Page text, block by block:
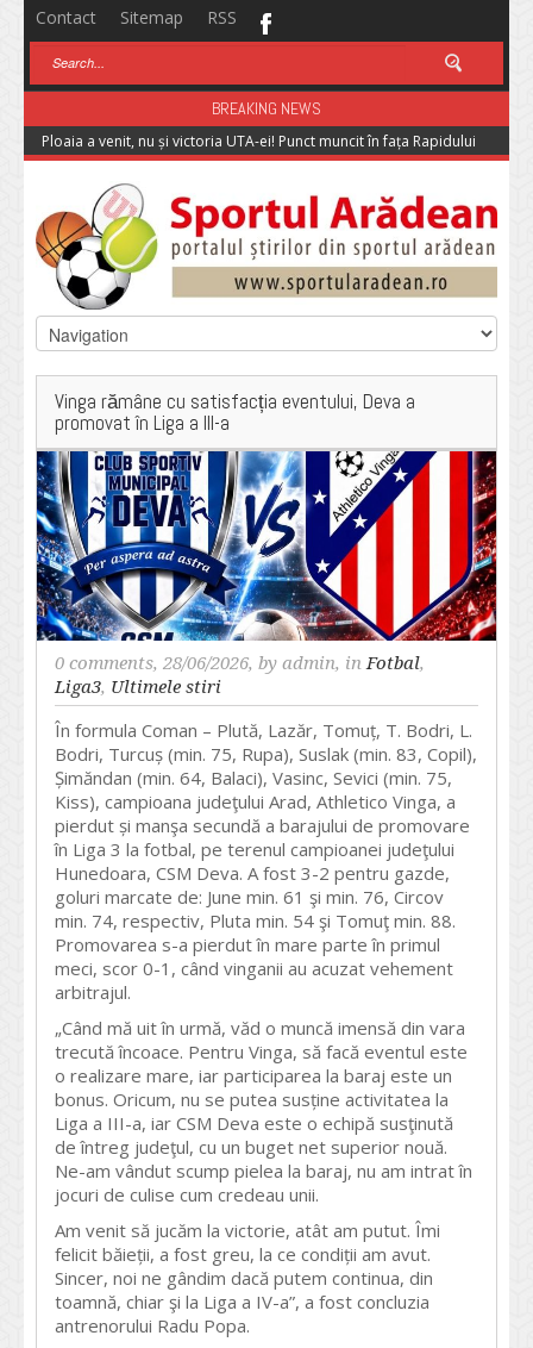
Contact Sitemap RSS
BREAKING NEWS
Ploaia a venit, nu și victoria UTA-ei! Punct muncit în fața Rapidului
Vinga rămâne cu satisfacția eventului, Deva a
promovat în Liga a III-a
0 comments, 28/06/2026, by admin, inFotbal,
Liga3, Ultimele stiri
În formula Coman – Plută, Lazăr, Tomuț, T. Bodri, L.
Bodri, Turcuș (min. 75, Rupa), Suslak (min. 83, Copil),
Șimăndan (min. 64, Balaci), Vasinc, Sevici (min. 75,
Kiss), campioana judeţului Arad, Athletico Vinga, a
pierdut și manşa secundă a barajului de promovare
în Liga 3 la fotbal, pe terenul campioanei judeţului
Hunedoara, CSM Deva. A fost 3-2 pentru gazde,
goluri marcate de: June min. 61 şi min. 76, Circov
min. 74, respectiv, Pluta min. 54 şi Tomuţ min. 88.
Promovarea s-a pierdut în mare parte în primul
meci, scor 0-1, când vinganii au acuzat vehement
arbitrajul.
„Când mă uit în urmă, văd o muncă imensă din vara
trecută încoace. Pentru Vinga, să facă eventul este
o realizare mare, iar participarea la baraj este un
bonus. Oricum, nu se putea susține activitatea la
Liga a III-a, iar CSM Deva este o echipă susţinută
de întreg judeţul, cu un buget net superior nouă.
Ne-am vândut scump pielea la baraj, nu am intrat în
jocuri de culise cum credeau unii.
Am venit să jucăm la victorie, atât am putut. Îmi
felicit băieții, a fost greu, la ce condiții am avut.
Sincer, noi ne gândim dacă putem continua, din
toamnă, chiar şi la Liga a IV-a”, a fost concluzia
antrenorului Radu Popa.